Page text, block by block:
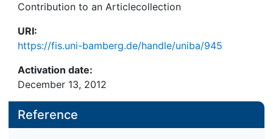
Contribution to an Articlecollection
URI:
https://fis.uni-bamberg.de/handle/uniba/945
Activation date:
December 13, 2012
Reference